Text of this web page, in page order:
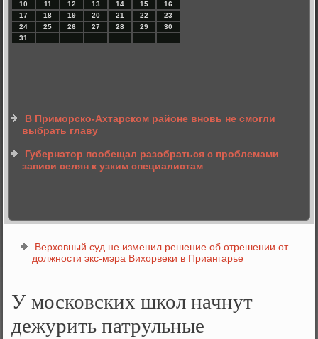
10
11 12 13 14 15
16
17
18 19 20 21 22
23
24
25 26 27 28 29
30
31
В Приморско-Ахтарском районе вновь не смогли
выбрать главу
Губернатор пообещал разобраться с проблемами
записи селян к узким специалистам
Верховный суд не изменил решение об отрешении от
должности экс-мэра Вихорвеки в Приангарье
У московских школ начнут
дежурить патрульные